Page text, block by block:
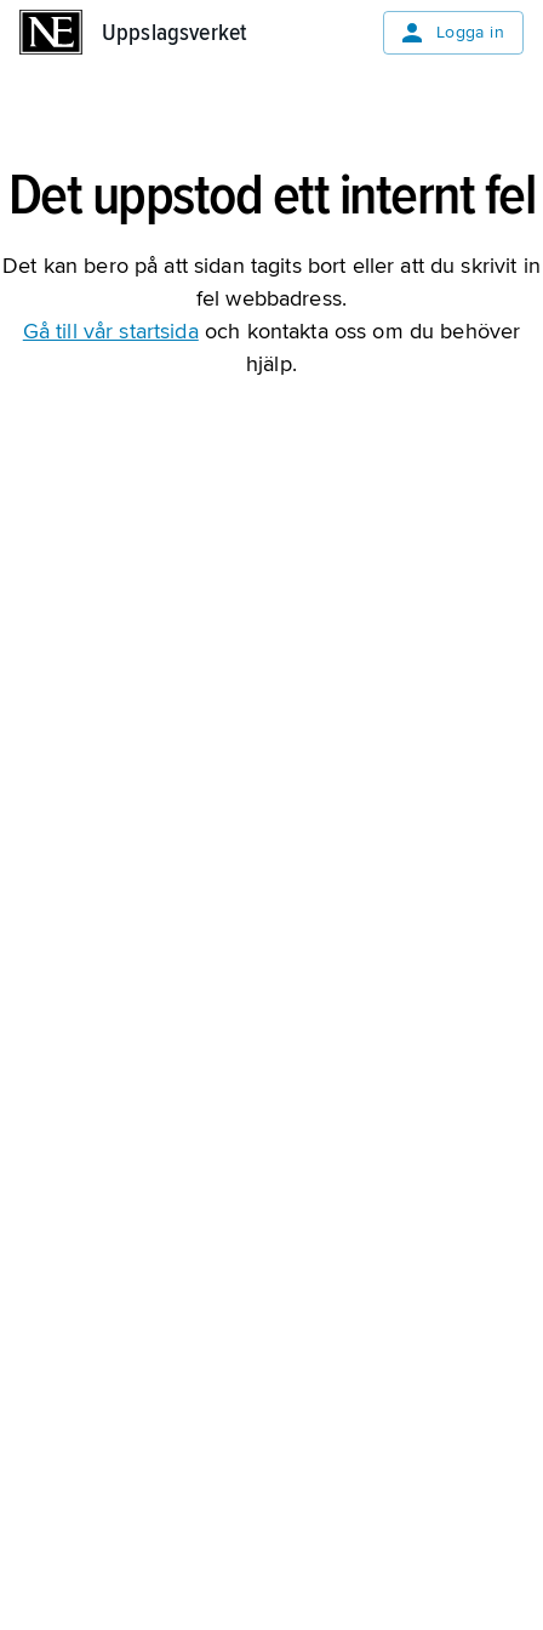
Uppslagsverket Logga in
Det uppstod ett internt fel
Det kan bero på att sidan tagits bort eller att du skrivit in
fel webbadress.
Gå till vår startsidaoch kontakta oss om du behöver
hjälp.